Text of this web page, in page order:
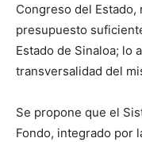
Congreso del
presupuesto
Estado de Sinaloa; lo
transversalidad del
Se propone que el
Fondo, integrado por